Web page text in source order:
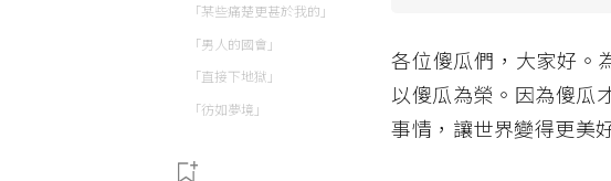
「某些痛楚更甚於我的」
「男人的國會」
「直接下地獄」
「彷如夢境」
各位傻瓜們，大家好。
以傻瓜為榮。因為傻瓜
事情，讓世界變得更美